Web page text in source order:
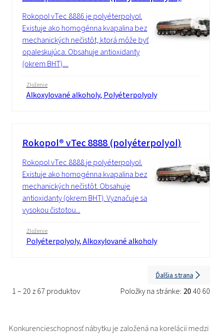
Rokopol vTec 8886 je polyéterpolyol.
Existuje ako homogénna kvapalina bez
mechanických nečistôt, ktorá môže byť
opaleskujúca. Obsahuje antioxidanty
(okrem BHT)....
Zloženie
Alkoxylované alkoholy, Polyéterpolyoly
Rokopol® vTec 8888 (polyéterpolyol)
Rokopol vTec 8888 je polyéterpolyol.
Existuje ako homogénna kvapalina bez
mechanických nečistôt. Obsahuje
antioxidanty (okrem BHT). Vyznačuje sa
vysokou čistotou...
Zloženie
Polyéterpolyoly, Alkoxylované alkoholy
1 – 20 z 67 produktov Položky na stránke: 2040 60
Ďalšia strana
Konkurencieschopnosť nábytku je založená na korelácii medzi